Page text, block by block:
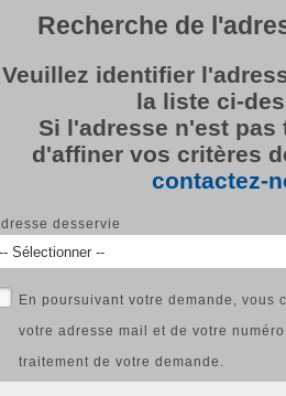
Recherche de
Veuillez identifier
la liste ci-
Si l'adresse n'est pas
d'affiner vos critères
contactez-
Adresse desservie
En poursuivant votre demande, vous consentez à l'utilisation de
votre adresse mail et de votre
traitement de votre demande.